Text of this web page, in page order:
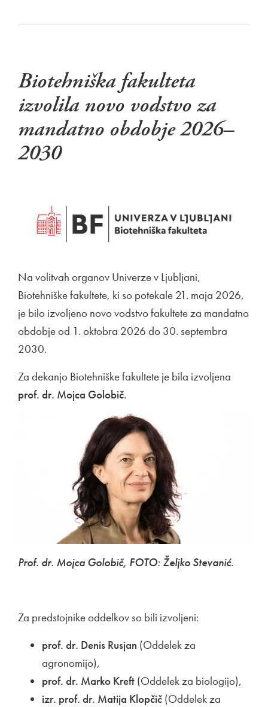
Biotehniška fakulteta
izvolila novo vodstvo za
mandatno obdobje 2026–
2030
Na volitvah organov Univerze v Ljubljani,
Biotehniške fakultete, ki so potekale 21. maja 2026,
je bilo izvoljeno novo vodstvo fakultete za mandatno
obdobje od 1. oktobra 2026 do 30. septembra
2030.
Za dekanjo Biotehniške fakultete je bila izvoljena
prof. dr. Mojca Golobič.
Prof. dr. Mojca Golobič, FOTO: Željko Stevanić.
Za predstojnike oddelkov so bili izvoljeni:
prof. dr. Denis Rusjan (Oddelek za
agronomijo),
prof. dr. Marko Kreft (Oddelek za biologijo),
izr. prof. dr. Matija Klopčič (Oddelek za